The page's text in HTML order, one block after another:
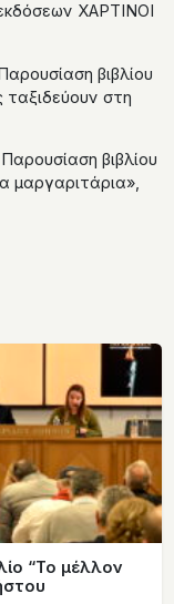
ΧΑΡΤΙΝΟΙ
βιβλίου
ταξιδεύουν στη
Παρουσίαση βιβλίου
μαργαριτάρια»,
“Το μέλλον